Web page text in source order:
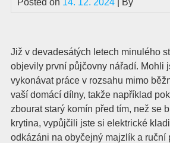
Posted on 14. 12. 2024| By
Již v devadesátých letech minulého
objevily první půjčovny nářadí. Mohli
vykonávat práce v rozsahu mimo
vaší domácí dílny, takže například
zbourat starý komín před tím, než se
krytina, vypůjčili jste si elektrické
odkázáni na obyčejný majzlík a ruční